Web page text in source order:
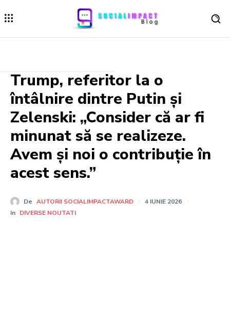
Trump, referitor la o
întâlnire dintre Putin și
Zelenski: „Consider că ar fi
minunat să se realizeze.
Avem și noi o contribuție în
acest sens.”
De AUTORII SOCIALIMPACTAWARD
4 IUNIE 2026
In DIVERSE NOUTATI